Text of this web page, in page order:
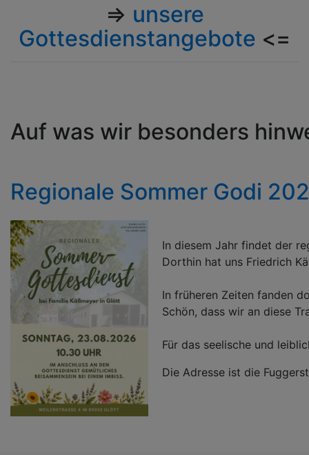
=> unsere
Gottesdienstangebote <=
Auf was wir besonders
Regionale Sommer Godi
In diesem Jahr findet der
Dorthin hat uns Friedrich
In früheren Zeiten fanden
Schön, dass wir an diese
Für das seelische und
Die Adresse ist die